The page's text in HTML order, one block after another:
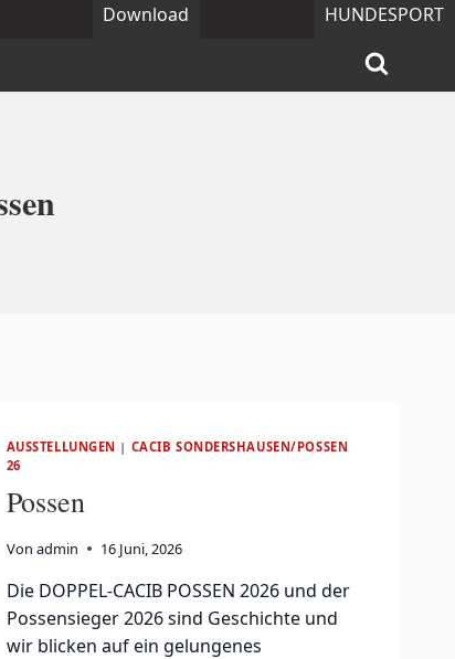
Download HUNDESPORT
AUSSTELLUNGEN | CACIB SONDERSHAUSEN/POSSEN
26
Possen
Von admin 16 Juni, 2026
Die DOPPEL-CACIB POSSEN 2026 und der
Possensieger 2026 sind Geschichte und
wir blicken auf ein gelungenes